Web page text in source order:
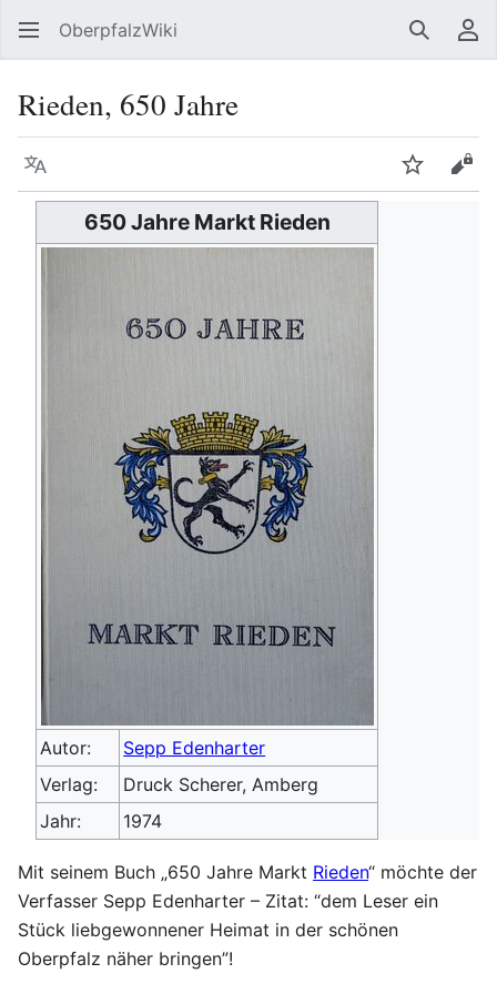
OberpfalzWiki Suchen
Rieden, 650 Jahre
Sprache
650 Jahre Markt Rieden
Autor:
Sepp Edenharter
Verlag:
Druck Scherer, Amberg
Jahr:
1974
Mit seinem Buch „650 Jahre Markt Rieden“ möchte der
Verfasser Sepp Edenharter – Zitat: “dem Leser ein
Stück liebgewonnener Heimat in der schönen
Oberpfalz näher bringen”!